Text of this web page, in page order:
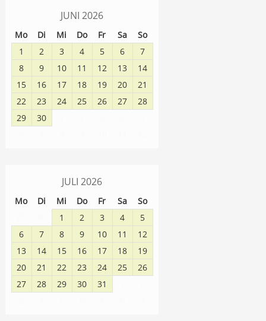
JUNI 2026
Mo Di Mi Do Fr Sa
So
1
2 3 4 5 6
7
8
9 10 11 12 13
14
15
16 17 18 19 20
21
22
23 24 25 26 27
28
29
30
JULI 2026
Mo Di Mi Do Fr Sa
So
1 2 3 4
5
6
7 8 9 10 11
12
13
14 15 16 17 18
19
20
21 22 23 24 25
26
27
28 29 30 31